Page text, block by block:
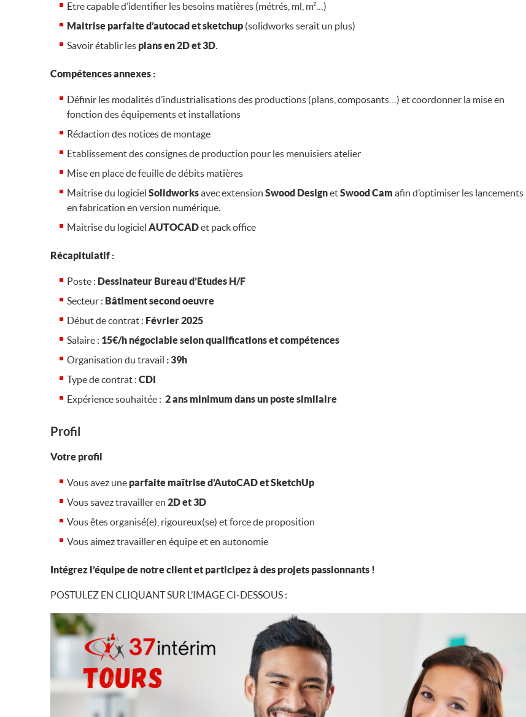
Etre capable d’identifier les besoins matières (métrés, ml, m²…)
Maitrise parfaite d’autocad et sketchup (solidworks serait un plus)
Savoir établir les plans en 2D et 3D.
Compétences annexes :
Définir les modalités d’industrialisations des productions (plans, composants…) et coordonner la mise en
fonction des équipements et installations
Rédaction des notices de montage
Etablissement des consignes de production pour les menuisiers atelier
Mise en place de feuille de débits matières
Maitrise du logiciel Solidworksavec extension Swood DesignetSwood Cam afin d’optimiser les lancements
en fabrication en version numérique.
Maitrise du logiciel AUTOCADet pack office
Récapitulatif :
Poste : Dessinateur Bureau d’Etudes H/F
Secteur : Bâtiment second oeuvre
Début de contrat : Février 2025
Salaire : 15€/h négociable selon qualifications et compétences
Organisation du travail : 39h
Type de contrat : CDI
Expérience souhaitée : 2 ans minimum dans un poste similaire
Profil
Votre profil
Vous avez une parfaite maîtrise d’AutoCAD et SketchUp
Vous savez travailler en 2D et 3D
Vous êtes organisé(e), rigoureux(se) et force de proposition
Vous aimez travailler en équipe et en autonomie
Intégrez l’équipe de notre client et participez à des projets passionnants !
POSTULEZ EN CLIQUANT SUR L’IMAGE CI-DESSOUS :